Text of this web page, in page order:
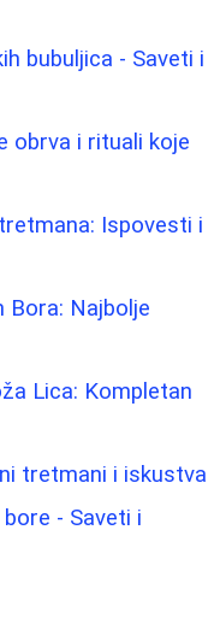
bubuljica - Saveti i
obrva i rituali koje
Ispovesti i
Bora: Najbolje
Lica: Kompletan
tretmani i iskustva
- Saveti i